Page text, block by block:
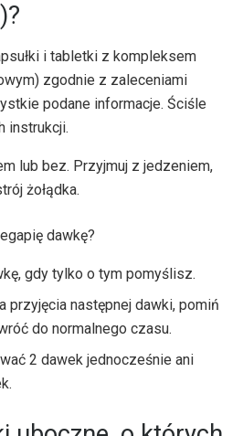
i tabletki z kompleksem
zgodnie z zaleceniami
podane informacje. Ściśle
instrukcji.
lub bez. Przyjmuj z jedzeniem,
żołądka.
dawkę?
gdy tylko o tym pomyślisz.
przyjęcia następnej dawki, pomiń
do normalnego czasu.
2 dawek jednocześnie ani